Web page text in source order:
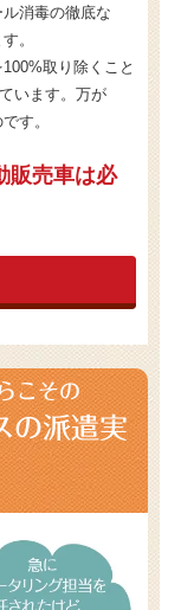
消毒の徹底な
。
取り除くこと
います。万が
す。
販売車は必
こその
の派遣実